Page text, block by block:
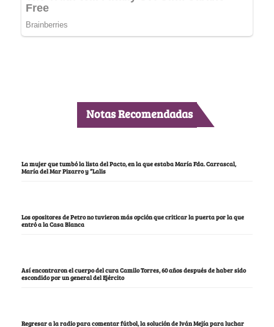
Notas Recomendadas
La mujer que tumbó la lista del Pacto, en la que estaba María Fda. Carrascal,
María del Mar Pizarro y “Lalis
Los opositores de Petro no tuvieron más opción que criticar la puerta por la que
entró a la Casa Blanca
Así encontraron el cuerpo del cura Camilo Torres, 60 años después de haber sido
escondido por un general del Ejército
Regresar a la radio para comentar fútbol, la solución de Iván Mejía para luchar